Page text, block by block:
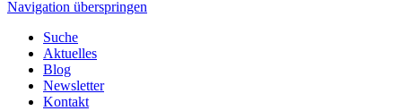
Navigation überspringen
Suche
Aktuelles
Blog
Newsletter
Kontakt